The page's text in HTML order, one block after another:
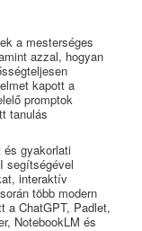
a mesterséges
azzal, hogyan
kapott a
promptok
tanulás
és gyakorlati
segítségével
interaktív
több modern
a ChatGPT, Padlet,
NotebookLM és